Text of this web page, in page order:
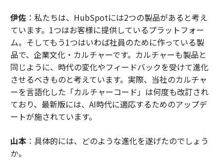
伊佐：私たちは、HubSpotには2つの製品があると考え
ています。1つはお客様に提供しているプラットフォー
ム。そしてもう1つはいわば社員のために作っている製
品で、企業文化・カルチャーです。カルチャーも製品と
同じように、時代の変化やフィードバックを受けて進化
させるべきものと考えています。実際、当社のカルチャ
ーを言語化した「カルチャーコード」は何度も改訂され
ており、最新版には、AI時代に適応するためのアップデ
ートが施されています。
山本：具体的には、どのような進化を遂げたのでしょう
か。